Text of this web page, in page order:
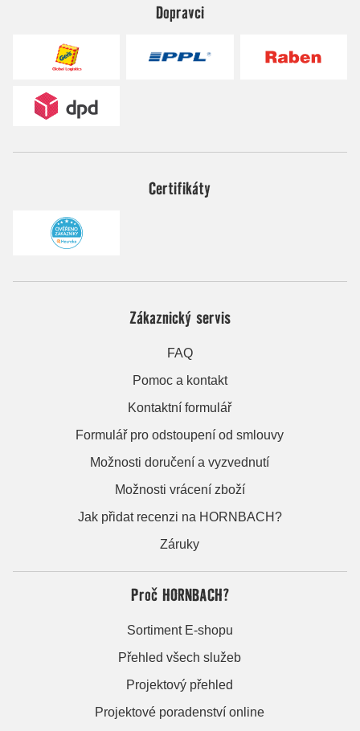
Dopravci
Certifikáty
Zákaznický servis
FAQ
Pomoc a kontakt
Kontaktní formulář
Formulář pro odstoupení od smlouvy
Možnosti doručení a vyzvednutí
Možnosti vrácení zboží
Jak přidat recenzi na HORNBACH?
Záruky
Proč HORNBACH?
Sortiment E-shopu
Přehled všech služeb
Projektový přehled
Projektové poradenství online